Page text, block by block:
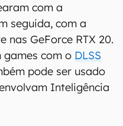
com a
seguida, com a
nas GeForce RTX 20.
com o DLSS
pode ser usado
Inteligência